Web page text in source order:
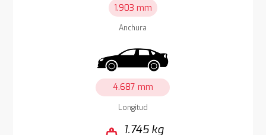
1.903 mm
Anchura
4.687 mm
Longitud
1.745 kg